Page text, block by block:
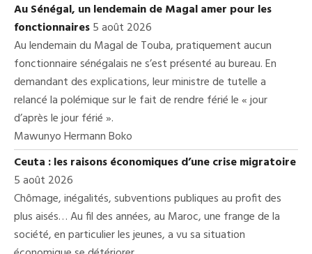
Au Sénégal, un lendemain de Magal amer pour les
fonctionnaires5 août 2026
Au lendemain du Magal de Touba, pratiquement aucun
fonctionnaire sénégalais ne s’est présenté au bureau. En
demandant des explications, leur ministre de tutelle a
relancé la polémique sur le fait de rendre férié le « jour
d’après le jour férié ».
Mawunyo Hermann Boko
Ceuta : les raisons économiques d’une crise migratoire
5 août 2026
Chômage, inégalités, subventions publiques au profit des
plus aisés… Au fil des années, au Maroc, une frange de la
société, en particulier les jeunes, a vu sa situation